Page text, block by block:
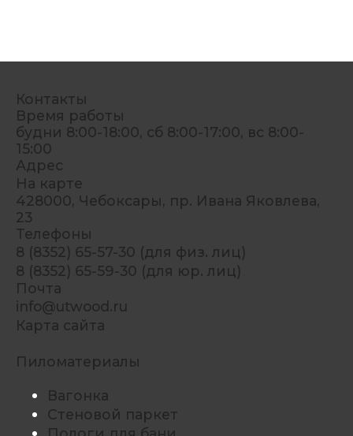
Контакты
Время работы
будни 8:00-18:00, сб 8:00-17:00, вс 8:00-
15:00
Адрес
На карте
428000, Чебоксары, пр. Ивана Яковлева,
23
Телефоны
8 (8352) 65-57-30 (для физ. лиц)
8 (8352) 65-59-30 (для юр. лиц)
Почта
info@utwood.ru
Карта сайта
Пиломатериалы
Вагонка
Стеновой паркет